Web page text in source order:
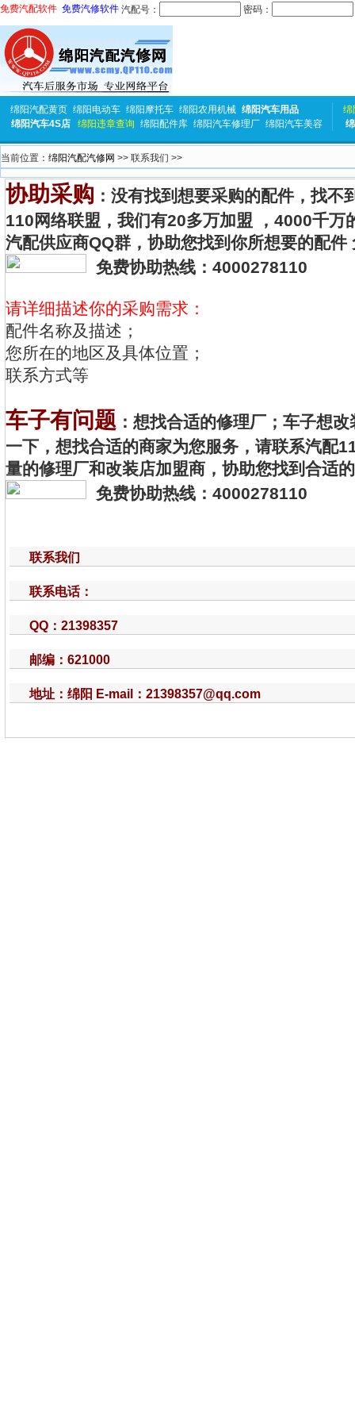
免费汽配软件 免费汽修软件 汽配号： 密码：
绵阳汽配黄页 绵阳电动车 绵阳摩托车 绵阳农用机械 绵阳汽车用品
绵阳汽车4S店
绵阳违章查询 绵阳配件库 绵阳汽车修理厂 绵阳汽车美容
绵
当前位置： 绵阳汽配汽修网 >> 联系我们 >>
协助采购 ：没有找到想要采购的配件，找
110网络联盟，我们有20多万加盟 ，4000千万
汽配供应商QQ群，协助您找到你所想要的配件
免费协助热线：4000278110
请详细描述你的采购需求：
配件名称及描述；
您所在的地区及具体位置；
联系方式等
车子有问题 ：想找合适的修理厂；车子想
一下，想找合适的商家为您服务，请联系汽配
量的修理厂和改装店加盟商，协助您找到合适
免费协助热线：4000278110
联系我们
联系电话：
QQ：21398357
邮编：621000
地址：绵阳 E-mail：21398357@qq.com